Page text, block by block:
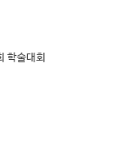
학술대회